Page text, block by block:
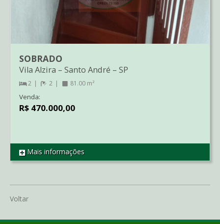
REF SO1986
SOBRADO
Vila Alzira – Santo André – SP
2 2 81.00 m²
Venda:
R$ 470.000,00
Mais informações
Voltar